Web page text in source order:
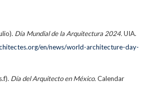
Día Mundial de la Arquitectura 2024.UIA.
en/news/world-architecture-day-
Día del Arquitecto en México.Calendar